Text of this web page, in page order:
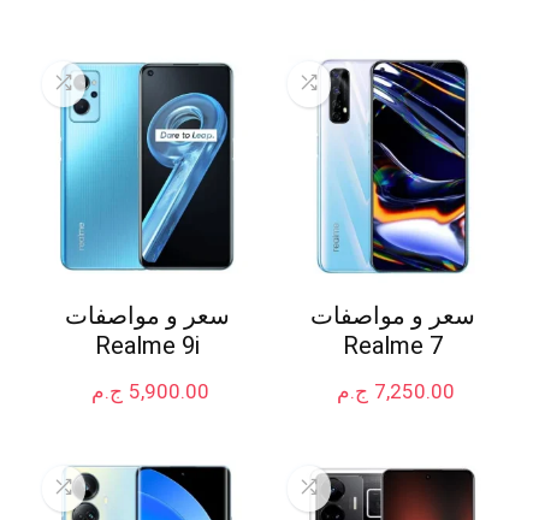
سعر و مواصفات
Realme 7
ج.م 7,250.00
سعر و مواصفات
Realme 9i
ج.م 5,900.00